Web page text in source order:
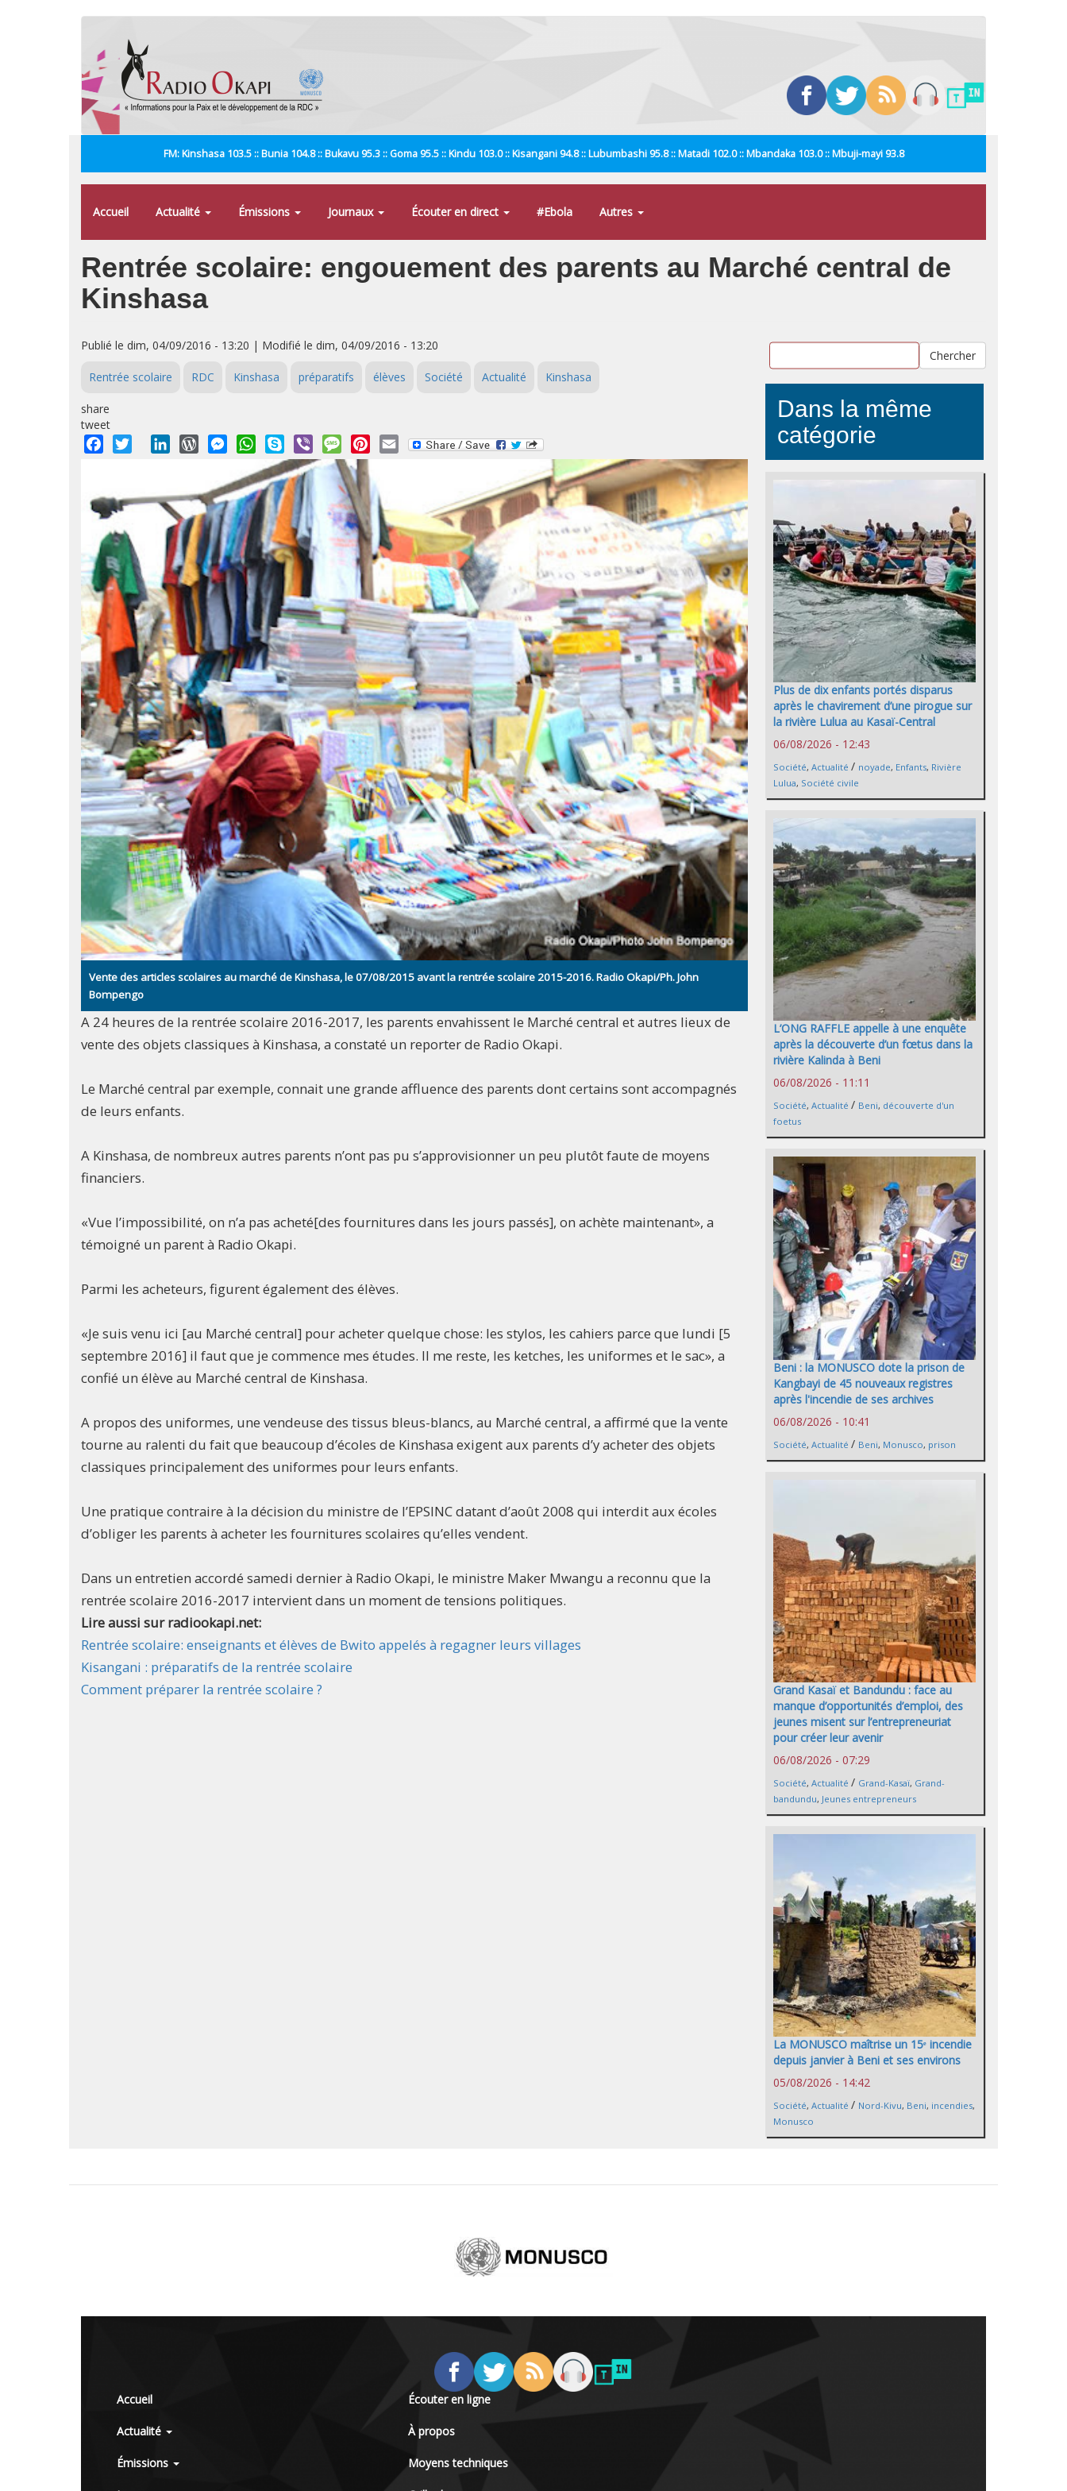
FM: Kinshasa 103.5 :: Bunia 104.8 :: Bukavu 95.3 :: Goma 95.5 :: Kindu 103.0 :: Kisangani 94.8 :: Lubumbashi 95.8 :: Matadi 102.0 :: Mbandaka 103.0 :: Mbuji-mayi 93.8
Accueil Actualité Émissions Journaux Écouter en direct #Ebola Autres
Rentrée scolaire: engouement des parents au Marché central de
Kinshasa
Publié le dim, 04/09/2016 - 13:20 | Modifié le dim, 04/09/2016 - 13:20
Rentrée scolaire RDC Kinshasa préparatifs élèves Société Actualité Kinshasa
share
tweet
Facebook
Twitter LinkedInWordPressMessengerWhatsApp
Skype Viber MessagePinterest
Email
Vente des articles scolaires au marché de Kinshasa, le 07/08/2015 avant la rentrée scolaire 2015-2016. Radio Okapi/Ph. John
Bompengo
A 24 heures de la rentrée scolaire 2016-2017, les parents envahissent le Marché central et autres lieux de
vente des objets classiques à Kinshasa, a constaté un reporter de Radio Okapi.
Le Marché central par exemple, connait une grande affluence des parents dont certains sont accompagnés
de leurs enfants.
A Kinshasa, de nombreux autres parents n’ont pas pu s’approvisionner un peu plutôt faute de moyens
financiers.
«Vue l’impossibilité, on n’a pas acheté[des fournitures dans les jours passés], on achète maintenant», a
témoigné un parent à Radio Okapi.
Parmi les acheteurs, figurent également des élèves.
«Je suis venu ici [au Marché central] pour acheter quelque chose: les stylos, les cahiers parce que lundi [5
septembre 2016] il faut que je commence mes études. Il me reste, les ketches, les uniformes et le sac», a
confié un élève au Marché central de Kinshasa.
A propos des uniformes, une vendeuse des tissus bleus-blancs, au Marché central, a affirmé que la vente
tourne au ralenti du fait que beaucoup d’écoles de Kinshasa exigent aux parents d’y acheter des objets
classiques principalement des uniformes pour leurs enfants.
Une pratique contraire à la décision du ministre de l’EPSINC datant d’août 2008 qui interdit aux écoles
d’obliger les parents à acheter les fournitures scolaires qu’elles vendent.
Dans un entretien accordé samedi dernier à Radio Okapi, le ministre Maker Mwangu a reconnu que la
rentrée scolaire 2016-2017 intervient dans un moment de tensions politiques.
Lire aussi sur radiookapi.net:
Rentrée scolaire: enseignants et élèves de Bwito appelés à regagner leurs villages
Kisangani : préparatifs de la rentrée scolaire
Comment préparer la rentrée scolaire ?
Chercher
Dans la même
catégorie
Plus de dix enfants portés disparus
après le chavirement d’une pirogue sur
la rivière Lulua au Kasaï-Central
06/08/2026 - 12:43
Société, Actualité / noyade, Enfants, Rivière
Lulua, Société civile
L’ONG RAFFLE appelle à une enquête
après la découverte d’un fœtus dans la
rivière Kalinda à Beni
06/08/2026 - 11:11
Société, Actualité / Beni, découverte d'un
foetus
Beni : la MONUSCO dote la prison de
Kangbayi de 45 nouveaux registres
après l'incendie de ses archives
06/08/2026 - 10:41
Société, Actualité / Beni, Monusco, prison
Grand Kasaï et Bandundu : face au
manque d’opportunités d’emploi, des
jeunes misent sur l’entrepreneuriat
pour créer leur avenir
06/08/2026 - 07:29
Société, Actualité / Grand-Kasaï, Grand-
bandundu, Jeunes entrepreneurs
La MONUSCO maîtrise un 15ᵉ incendie
depuis janvier à Beni et ses environs
05/08/2026 - 14:42
Société, Actualité / Nord-Kivu, Beni, incendies,
Monusco
Accueil
Actualité
Émissions
Écouter en ligne
À propos
Moyens techniques